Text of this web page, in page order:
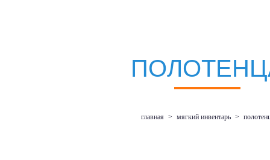
главная > мягкий инвентарь >